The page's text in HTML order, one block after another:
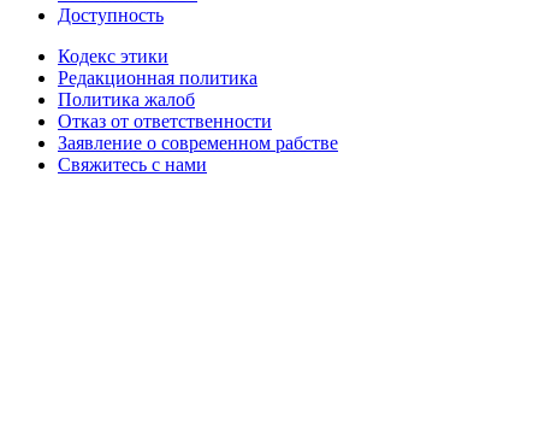
Доступность
Кодекс этики
Редакционная политика
Политика жалоб
Отказ от ответственности
Заявление о современном рабстве
Свяжитесь с нами